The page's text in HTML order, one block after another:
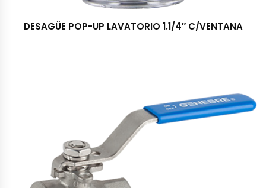
DESAGÜE POP-UP LAVATORIO 1.1/4″ C/VENTANA